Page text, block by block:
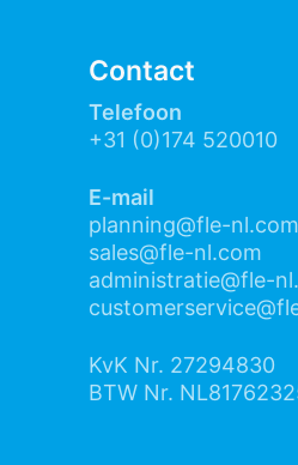
Contact
Telefoon
+31 (0)174 520010
E-mail
planning@fle-nl.com
sales@fle-nl.com
administratie@fle-
KvK Nr. 27294830
BTW Nr.